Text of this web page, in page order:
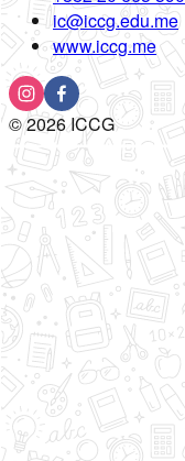
ic@iccg.edu.me
www.iccg.me
©2026ICCG